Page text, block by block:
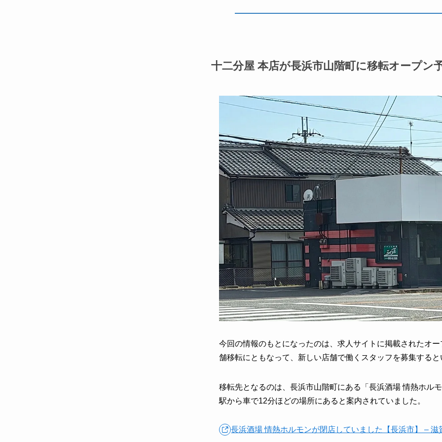
十二分屋 本店が長浜市山階町に移転オープン
今回の情報のもとになったのは、求人サイトに掲載されたオ
舗移転にともなって、新しい店舗で働くスタッフを募集する
移転先となるのは、長浜市山階町にある「長浜酒場 情熱ホル
駅から車で12分ほどの場所にあると案内されていました。
長浜酒場 情熱ホルモンが閉店していました【長浜市】 – 滋